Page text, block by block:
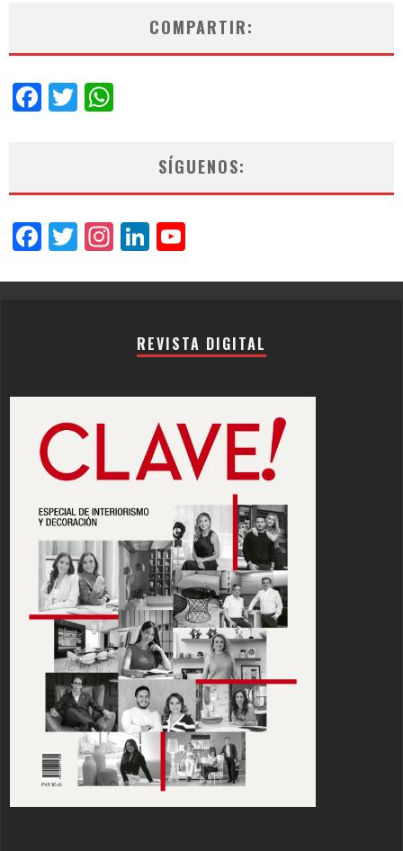
COMPARTIR:
Facebook
Twitter
SÍGUENOS:
Facebook
Twitter
Instagram
LinkedIn
REVISTA DIGITAL